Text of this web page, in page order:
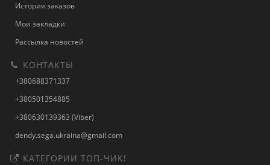
История заказов
Мои закладки
Рассылка новостей
КОНТАКТЫ
+380688371337
+380501354885
+380630139363 (Viber)
dendy.sega.ukraina@gmail.com
КАТЕГОРИИ ТОП-ЧИК!